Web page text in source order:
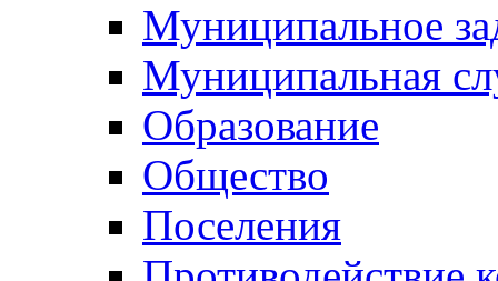
Муниципальное
Муниципальная
Образование
Общество
Поселения